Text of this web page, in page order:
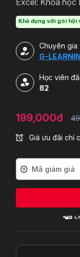
Khả dụng với gói hội
Chuyên gia
G-
Học viên
82
199,000đ
Giá ưu đãi chỉ